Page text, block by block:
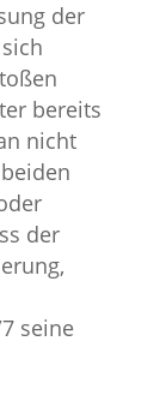
der
bereits
nicht
der
seine